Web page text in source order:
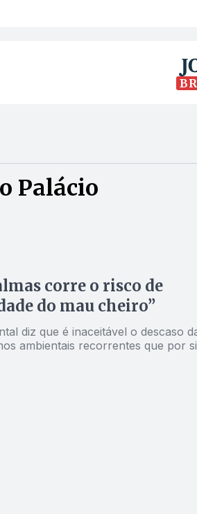
Palácio
corre o risco de
do mau cheiro”
diz que é inaceitável o descaso
ambientais recorrentes que por